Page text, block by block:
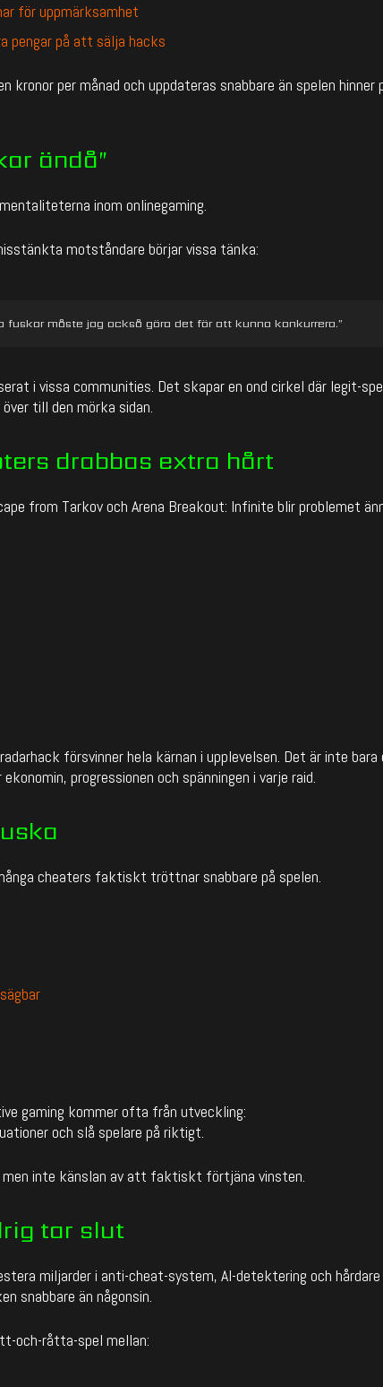
för uppmärksamhet
pengar på att sälja hacks
kronor per månad och uppdateras snabbare än spelen hinner
ändå”
inom onlinegaming.
motståndare börjar vissa tänka:
fuskar måste jag också göra det för att kunna konkurrera.”
i vissa communities. Det skapar en ond cirkel där legit-
till den mörka sidan.
drabbas extra hårt
from Tarkovoch Arena Breakout: Infinite blir problemet
försvinner hela kärnan i upplevelsen. Det är inte
progressionen och spänningen i varje raid.
cheaters faktiskt tröttnar snabbare på spelen.
gaming kommer ofta från utveckling:
och slå spelare på riktigt.
inte känslan av att faktiskt förtjäna vinsten.
tar slut
miljarder i anti-cheat-system, AI-detektering och hårdare
snabbare än någonsin.
och-råtta-spel mellan: